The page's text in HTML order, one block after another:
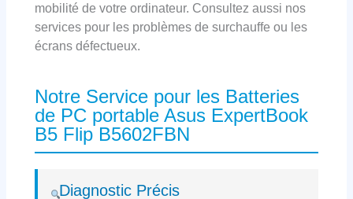
mobilité de votre ordinateur. Consultez aussi nos
services pour les problèmes de surchauffe ou les
écrans défectueux.
Notre Service pour les Batteries
de PC portable Asus ExpertBook
B5 Flip B5602FBN
Diagnostic Précis